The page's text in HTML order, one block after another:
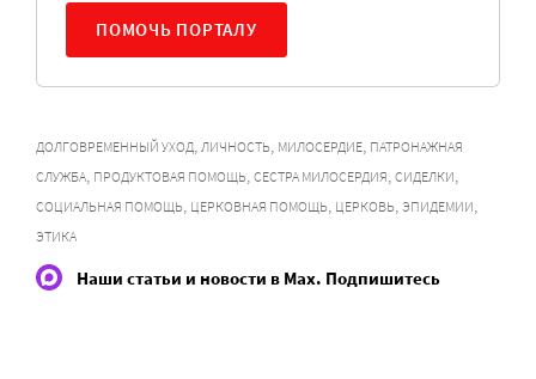
ПОМОЧЬ ПОРТАЛУ
ДОЛГОВРЕМЕННЫЙ УХОД, ЛИЧНОСТЬ, МИЛОСЕРДИЕ, ПАТРОНАЖНАЯ
СЛУЖБА, ПРОДУКТОВАЯ ПОМОЩЬ, СЕСТРА МИЛОСЕРДИЯ, СИДЕЛКИ,
СОЦИАЛЬНАЯ ПОМОЩЬ, ЦЕРКОВНАЯ ПОМОЩЬ, ЦЕРКОВЬ, ЭПИДЕМИИ,
ЭТИКА
Наши статьи и новости в Max. Подпишитесь